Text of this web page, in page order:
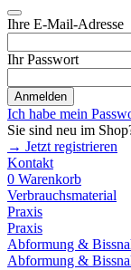
Ihre E-Mail-Adresse
Ihr Passwort
Anmelden
Ich habe mein
Sie sind neu im
→ Jetzt registrieren
Kontakt
0 Warenkorb
Verbrauchsmaterial
Praxis
Praxis
Abformung &
Abformung &